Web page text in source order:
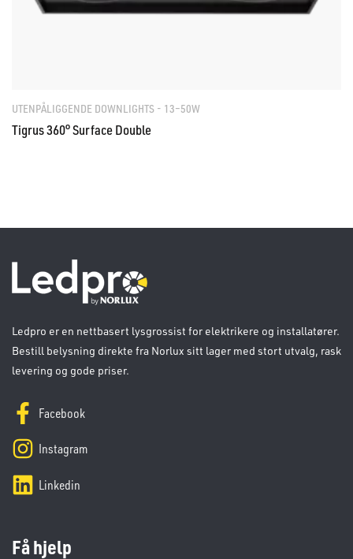
UTENPÅLIGGENDE DOWNLIGHTS - 13–50W
Tigrus 360° Surface Double
Ledpro er en nettbasert lysgrossist for elektrikere og installatører.
Bestill belysning direkte fra Norlux sitt lager med stort utvalg, rask
levering og gode priser.
Facebook
Instagram
Linkedin
Få hjelp